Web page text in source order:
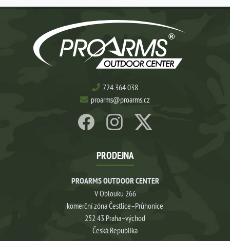
724 364 038
proarms@proarms.cz
PRODEJNA
PROARMS OUTDOOR CENTER
V Oblouku 266
komerční zóna Čestlice–Průhonice
252 43 Praha–východ
Česká Republika